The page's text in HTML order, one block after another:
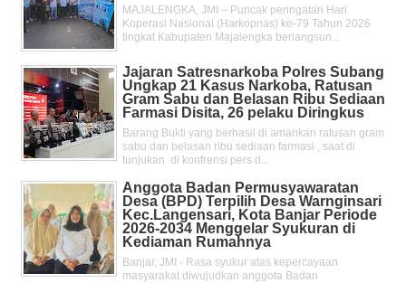
MAJALENGKA, JMI – Puncak peringatan Hari
Koperasi Nasional (Harkopnas) ke-79 Tahun 2026
tingkat Kabupaten Majalengka berlangsun...
Jajaran Satresnarkoba Polres Subang
Ungkap 21 Kasus Narkoba, Ratusan
Gram Sabu dan Belasan Ribu Sediaan
Farmasi Disita, 26 pelaku Diringkus
Barang Bukti yang berhasil di amankan ratusan gram
sabu dan belasan ribu sediaan farmasi , saat di
tunjukan di konfrensi pers d...
Anggota Badan Permusyawaratan
Desa (BPD) Terpilih Desa Warnginsari
Kec.Langensari, Kota Banjar Periode
2026-2034 Menggelar Syukuran di
Kediaman Rumahnya
Banjar, JMI - Rasa syukur atas kepercayaan
masyarakat diwujudkan anggota Badan